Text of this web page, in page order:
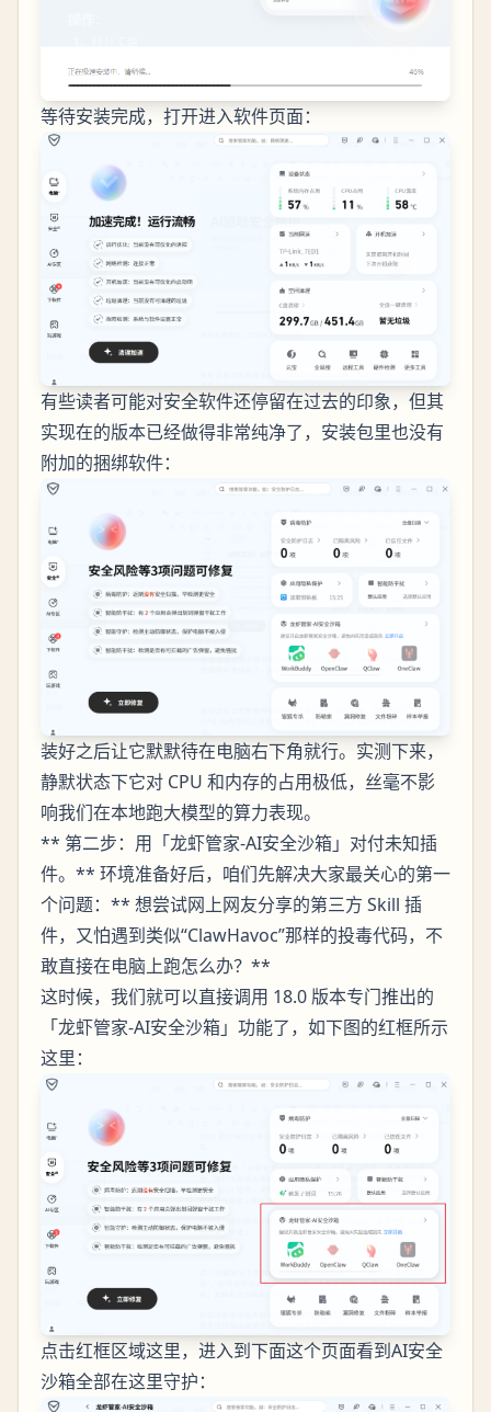
等待安装完成，打开进入软件页面：
有些读者可能对安全软件还停留在过去的印象，但其
实现在的版本已经做得非常纯净了，安装包里也没有
附加的捆绑软件：
装好之后让它默默待在电脑右下角就行。实测下来，
静默状态下它对 CPU 和内存的占用极低，丝毫不影
响我们在本地跑大模型的算力表现。
** 第二步：用「龙虾管家-AI安全沙箱」对付未知插
件。** 环境准备好后，咱们先解决大家最关心的第一
个问题：** 想尝试网上网友分享的第三方 Skill 插
件，又怕遇到类似“ClawHavoc”那样的投毒代码，不
敢直接在电脑上跑怎么办？**
这时候，我们就可以直接调用 18.0 版本专门推出的
「龙虾管家-AI安全沙箱」功能了，如下图的红框所示
这里：
点击红框区域这里，进入到下面这个页面看到AI安全
沙箱全部在这里守护：